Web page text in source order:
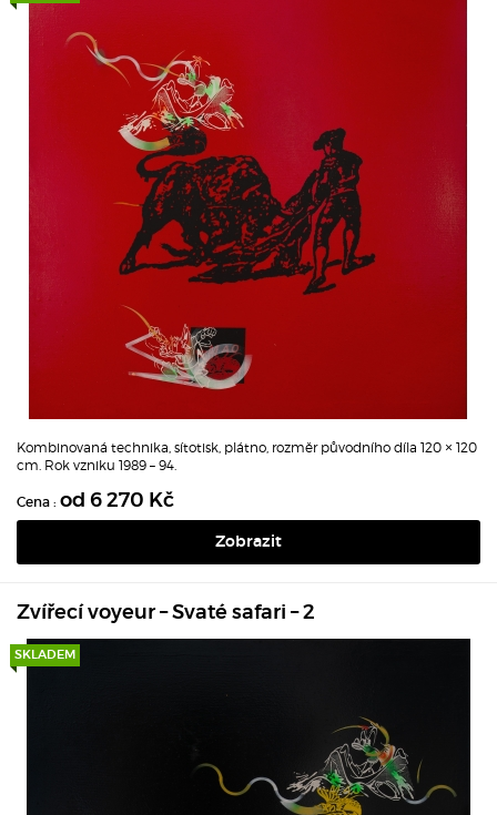
Kombinovaná technika, sítotisk, plátno, rozměr původního díla 120 × 120
cm. Rok vzniku 1989 – 94.
Cena : od 6 270 Kč
Zobrazit
Zvířecí voyeur – Svaté safari – 2
SKLADEM